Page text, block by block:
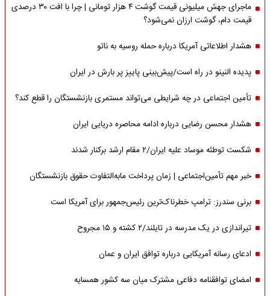
ماجرای جهش میلیونی قیمت گوشت ۴ هزار تومانی | چرا با افت ۳۰ درصدی
قیمت دام، گوشت ارزان نمی‌شود؟
هشدار اطلاعاتی آمریکا درباره حمله روسیه به ناتو
پدیده النینو در راه است/پیش‌بینی پاییز پر بارش در ایران
تأمین اجتماعی در چه شرایطی می‌تواند مستمری بازنشستگان را قطع کند؟
هشدار محسن رضایی درباره ادامه محاصره دریایی ایران
شکست توطئه موساد علیه ایران/۲ مقام‌ ارشد برکنار شدند
خبر مهم تأمین‌اجتماعی | زمان پرداخت مابه‌التفاوت حقوق بازنشستگان
برنی سندرز: ترامپ خطرناک‌ترین رئیس‌جمهور برای آمریکا است
تیراندازی در یک مدرسه در تایلند/۲ کشته و ۱۵ مجروح
ادعای رسانه آمریکایی درباره توافق ایران و عمان
امضای توافقنامه دفاعی مشترک میان سه کشور همسایه